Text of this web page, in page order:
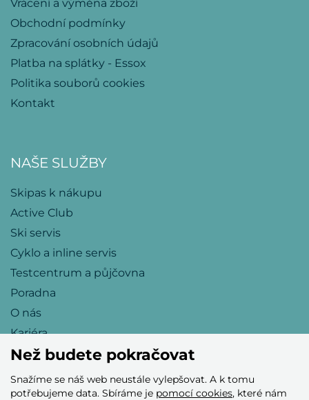
Vrácení a výměna zboží
Obchodní podmínky
Zpracování osobních údajů
Platba na splátky - Essox
Politika souborů cookies
Kontakt
NAŠE SLUŽBY
Skipas k nákupu
Active Club
Ski servis
Cyklo a inline servis
Testcentrum a půjčovna
Poradna
O nás
Kariéra
Přijímáme tyto platební karty
Než budete pokračovat
Snažíme se náš web neustále vylepšovat. A k tomu
potřebujeme data. Sbíráme je pomocí cookies, které nám